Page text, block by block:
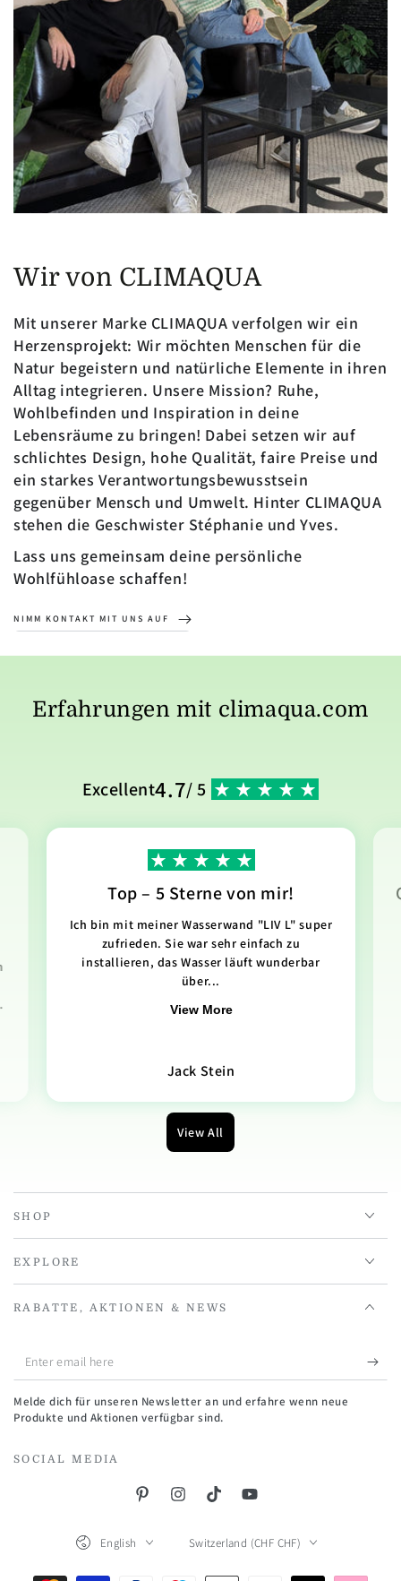
Wir von CLIMAQUA
Mit unserer Marke CLIMAQUA verfolgen wir ein
Herzensprojekt: Wir möchten Menschen für die
Natur begeistern und natürliche Elemente in ihren
Alltag integrieren. Unsere Mission? Ruhe,
Wohlbefinden und Inspiration in deine
Lebensräume zu bringen! Dabei setzen wir auf
schlichtes Design, hohe Qualität, faire Preise und
ein starkes Verantwortungsbewusstsein
gegenüber Mensch und Umwelt. Hinter CLIMAQUA
stehen die Geschwister Stéphanie und Yves.
Lass uns gemeinsam deine persönliche
Wohlfühloase schaffen!
NIMM KONTAKT MIT UNS AUF
Erfahrungen mit climaqua.com
Excellent4.7/ 5
Top – 5 Sterne von mir!
Ich bin mit meiner Wasserwand "LIV L" super
zufrieden. Sie war sehr einfach zu
installieren, das Wasser läuft wunderbar
über...
View More
Jack Stein
View All
SHOP
EXPLORE
RABATTE, AKTIONEN & NEWS
Enter
email
here
Melde dich für unseren Newsletter an und erfahre wenn neue
Produkte und Aktionen verfügbar sind.
SOCIAL MEDIA
PinterestInstagramTikTokYouTube
English Switzerland (CHF CHF)